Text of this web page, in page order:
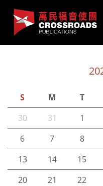
S M T
30 31 1
6
7 8
13
14 15
20
21 22